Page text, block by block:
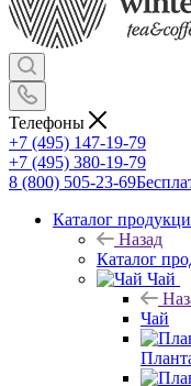
Телефоны
+7 (495) 147-19-79
+7 (495) 380-19-79
8 (800) 505-23-69
Каталог
Назад
Каталог
Чай
Чай